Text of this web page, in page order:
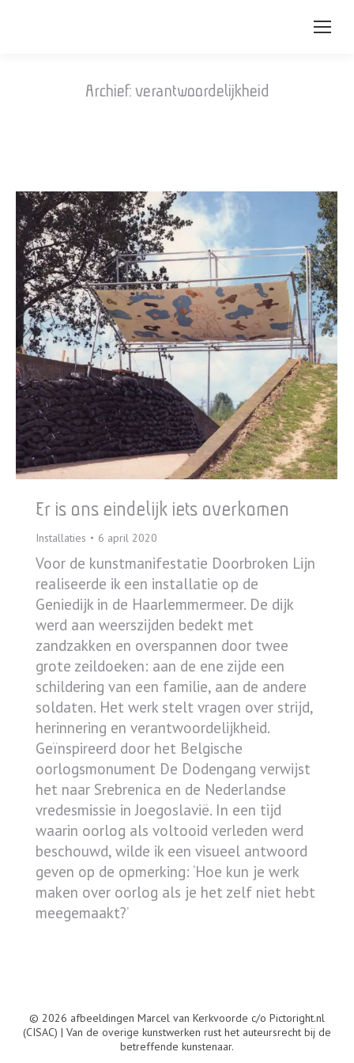
Archief: verantwoordelijkheid
Er is ons eindelijk iets overkomen
Installaties 6 april 2020
Voor de kunstmanifestatie Doorbroken Lijn
realiseerde ik een installatie op de
Geniedijk in de Haarlemmermeer. De dijk
werd aan weerszijden bedekt met
zandzakken en overspannen door twee
grote zeildoeken: aan de ene zijde een
schildering van een familie, aan de andere
soldaten. Het werk stelt vragen over strijd,
herinnering en verantwoordelijkheid.
Geïnspireerd door het Belgische
oorlogsmonument De Dodengang verwijst
het naar Srebrenica en de Nederlandse
vredesmissie in Joegoslavië. In een tijd
waarin oorlog als voltooid verleden werd
beschouwd, wilde ik een visueel antwoord
geven op de opmerking: ‘Hoe kun je werk
maken over oorlog als je het zelf niet hebt
meegemaakt?’
© 2026 afbeeldingen Marcel van Kerkvoorde c/o Pictoright.nl
(CISAC) | Van de overige kunstwerken rust het auteursrecht bij de
betreffende kunstenaar.